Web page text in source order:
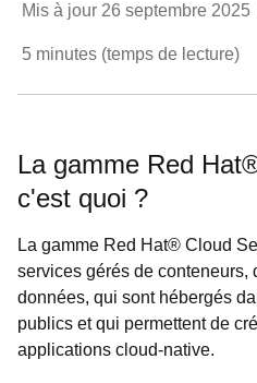
Mis à jour 26 septembre 2025
5 minutes (temps de lecture)
La gamme Red
c'est quoi ?
La gamme Red Hat® Cloud
services gérés de conteneurs,
données, qui sont hébergés
publics et qui permettent de
applications cloud-native.